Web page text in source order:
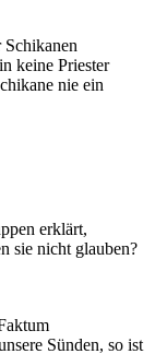
keine Priester
nie ein
erklärt,
sie nicht glauben?
Sünden, so ist